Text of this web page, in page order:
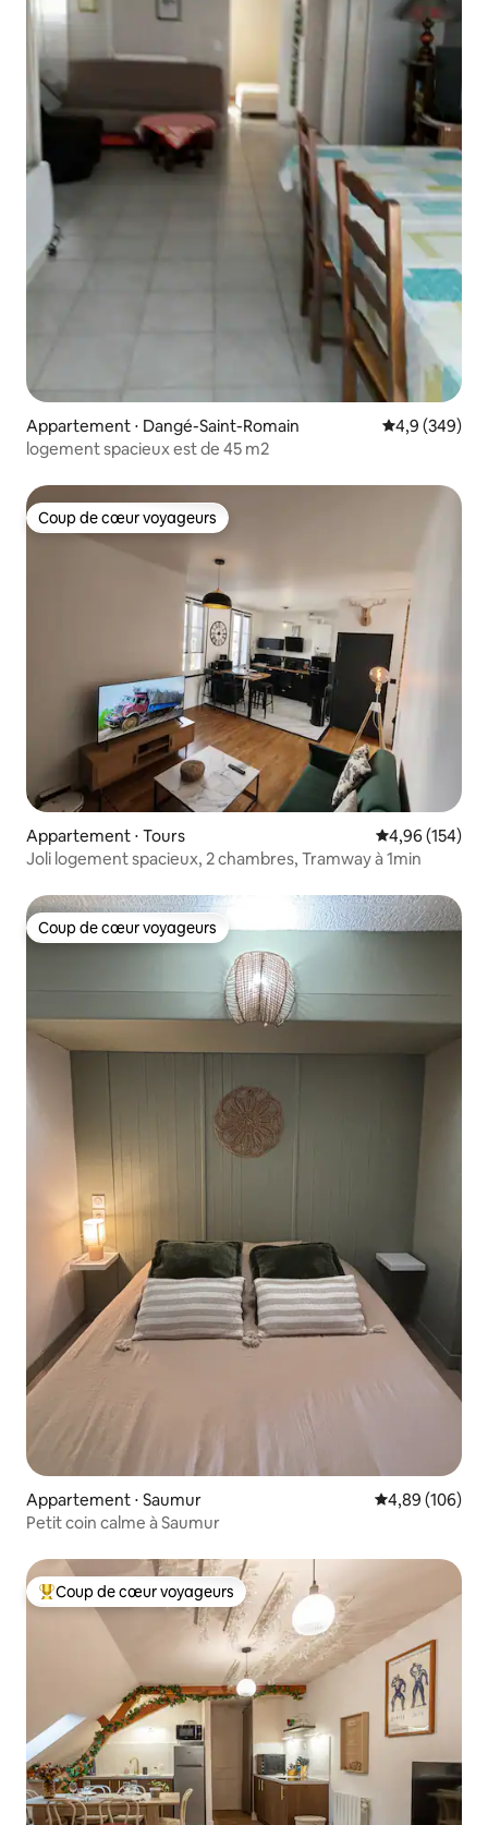
Appartement ⋅ Dangé-Saint-Romain Évaluation
4,9 (349)
logement spacieux est de 45 m2
Coup de cœur voyageurs
Coup de cœur voyageurs
Appartement ⋅ Tours Évaluation
4,96 (154)
Joli logement spacieux, 2 chambres, Tramway à 1min
Coup de cœur voyageurs
Coup de cœur voyageurs
Appartement ⋅ Saumur Évaluation
4,89 (106)
Petit coin calme à Saumur
Coups de cœur voyageurs les plus appréciés
Coup de cœur voyageurs